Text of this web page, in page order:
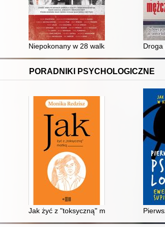
o relacje z dziećmi
Niepokonany w 28 walkach Droga
PORADNIKI PSYCHOLOGICZNE
: o akceptacji siebie i mitach wokół
Jak żyć z "toksyczną" matką